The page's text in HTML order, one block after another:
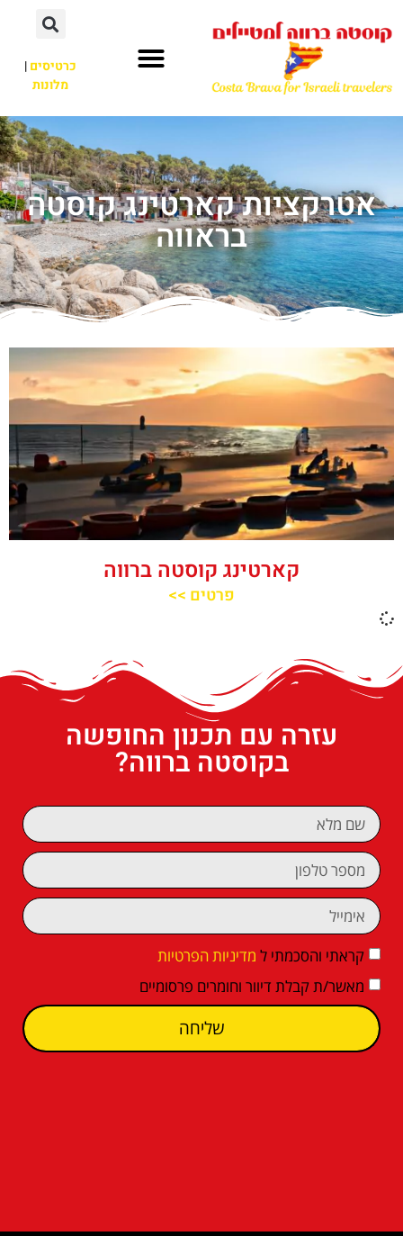
כרטיסים|
מלונות
אטרקציות קארטינג קוסטה
בראווה
קארטינג קוסטה ברווה
פרטים >>
עזרה עם תכנון החופשה
בקוסטה ברווה?
קראתי והסכמתי ל מדיניות הפרטיות
מאשר/ת קבלת דיוור וחומרים פרסומיים
שליחה